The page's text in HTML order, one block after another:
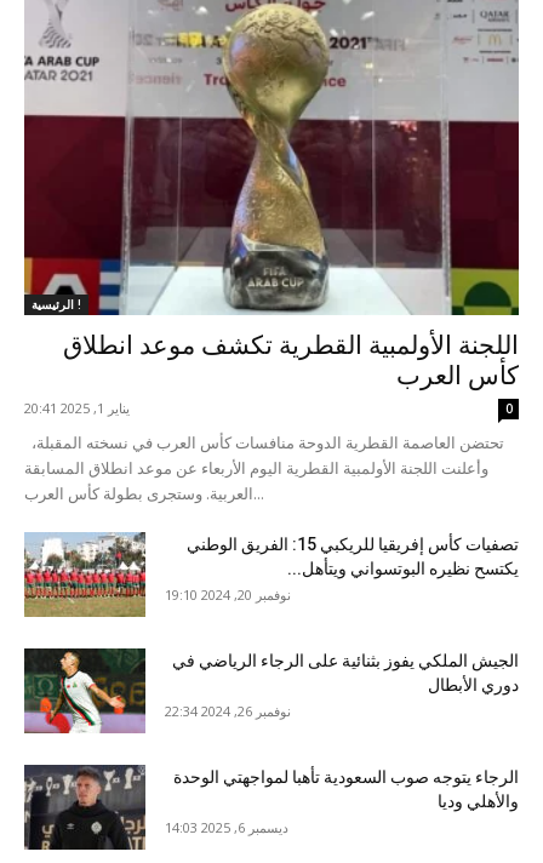
الرئيسية !
اللجنة الأولمبية القطرية تكشف موعد انطلاق
كأس العرب
يناير 1, 2025 20:41 0
وأعلنت اللجنة الأولمبية القطرية اليوم الأربعاء عن موعد انطلاق المسابقة
العربية. وستجرى بطولة كأس العرب...
تصفيات كأس إفريقيا للريكبي 15: الفريق الوطني
يكتسح نظيره البوتسواني ويتأهل...
نوفمبر 20, 2024 19:10
الجيش الملكي يفوز بثنائية على الرجاء الرياضي في
دوري الأبطال
نوفمبر 26, 2024 22:34
الرجاء يتوجه صوب السعودية تأهبا لمواجهتي الوحدة
والأهلي وديا
ديسمبر 6, 2025 14:03